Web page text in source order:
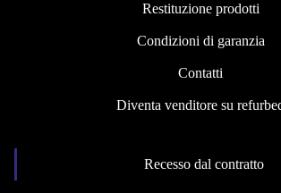
Restituzione prodotti
Condizioni di garanzia
Contatti
Diventa venditore su
Recesso dal contratto